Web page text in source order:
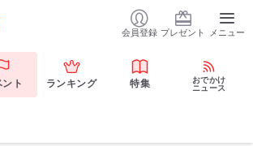
会員登録 プレゼント メニュー
ント ランキング 特集
おでかけ
ニュース